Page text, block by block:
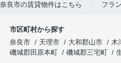
奈良市の賃貸物件はこちら フラ
市区町村から探す
奈良市
天理市 大和郡山市 木
磯城郡田原本町
磯城郡三宅町